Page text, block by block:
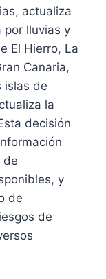
actualiza
por lluvias y
El Hierro, La
Canaria,
islas de
la
decisión
de
y
de
de